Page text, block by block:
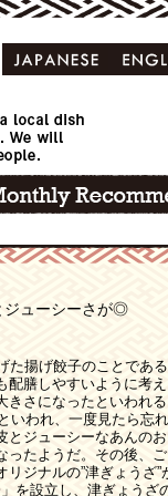
ジューシーさが◎
揚げ餃子のことである
膳しやすいように考え
さになったといわれる
いわれ、一度見たら忘
とジューシーなあんの
ったようだ。その後、
ジナルの”津ぎょうざ”
を設立し、津ぎょうざ